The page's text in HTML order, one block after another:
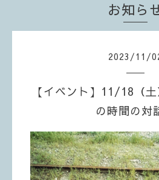
お知ら
2023 /11 /
【イベント】11/18（
の時間の対